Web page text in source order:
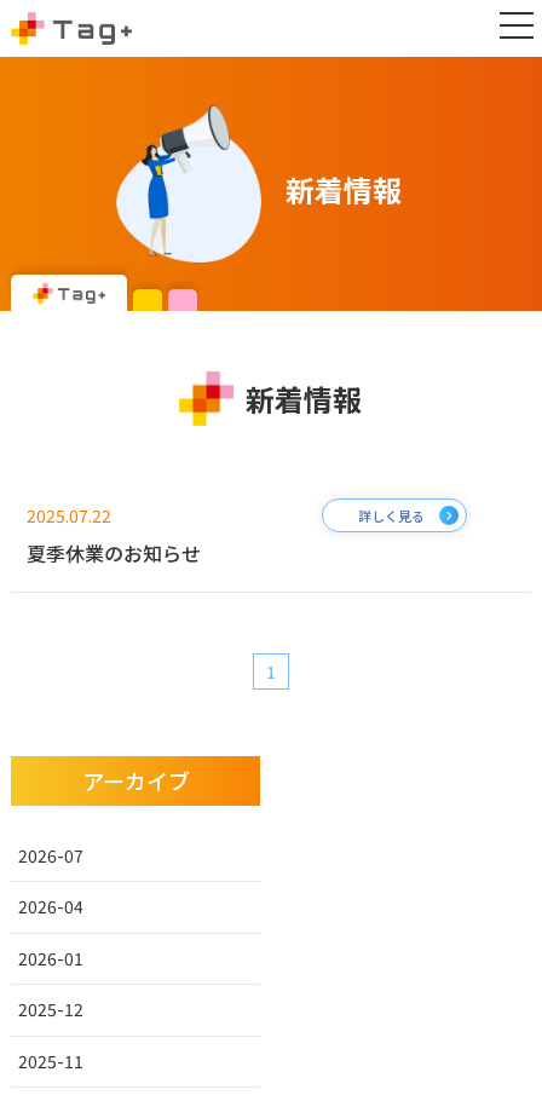
新着情報
新着情報
2025.07.22
夏季休業のお知らせ
詳しく見る
1
アーカイブ
2026-07
2026-04
2026-01
2025-12
2025-11